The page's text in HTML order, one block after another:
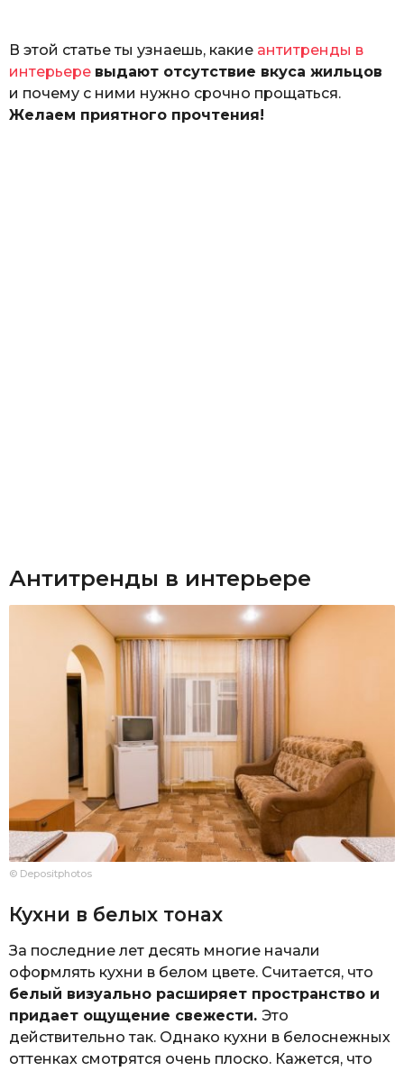
В этой статье ты узнаешь, какие антитренды в
интерьере выдают отсутствие вкуса жильцов
и почему с ними нужно срочно прощаться.
Желаем приятного прочтения!
Антитренды в интерьере
© Depositphotos
Кухни в белых тонах
За последние лет десять многие начали
оформлять кухни в белом цвете. Считается, что
белый визуально расширяет пространство и
придает ощущение свежести. Это
действительно так. Однако кухни в белоснежных
оттенках смотрятся очень плоско. Кажется, что